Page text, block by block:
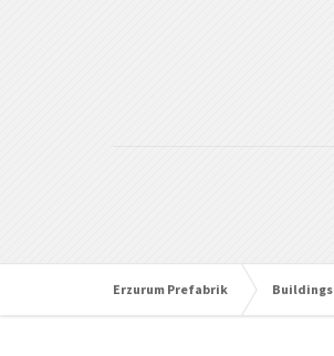
Erzurum Prefabrik Buildings